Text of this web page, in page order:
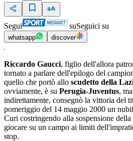
Segui suSeguici su
whatsapp discover
Riccardo Gaucci, figlio dell'allora
tornato a parlare dell'epilogo del
quello che portò allo scudetto della
ovviamente, è su Perugia-Juventus,
indirettamente, consegnò la vittoria del
pomeriggio del 14 maggio 2000 un
Curi costringendo alla sospensione
giocare su un campo ai limiti
stop.